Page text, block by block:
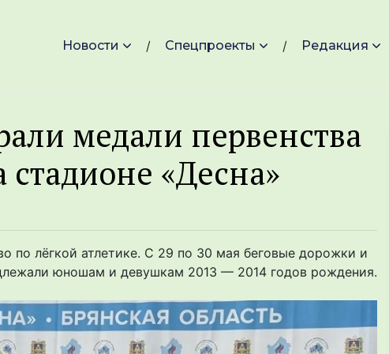
Новости Спецпроекты Редакция
медали первенства
«Десна»
по лёгкой атлетике. С 29 по 30 мая беговые дорожки и
юношам и девушкам 2013 — 2014 годов рождения.